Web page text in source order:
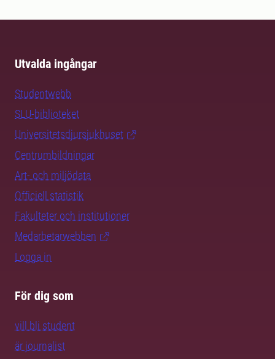
Utvalda ingångar
Studentwebb
SLU-biblioteket
Universitetsdjursjukhuset
Centrumbildningar
Art- och miljödata
Officiell statistik
Fakulteter och institutioner
Medarbetarwebben
Logga in
För dig som
vill bli student
är journalist